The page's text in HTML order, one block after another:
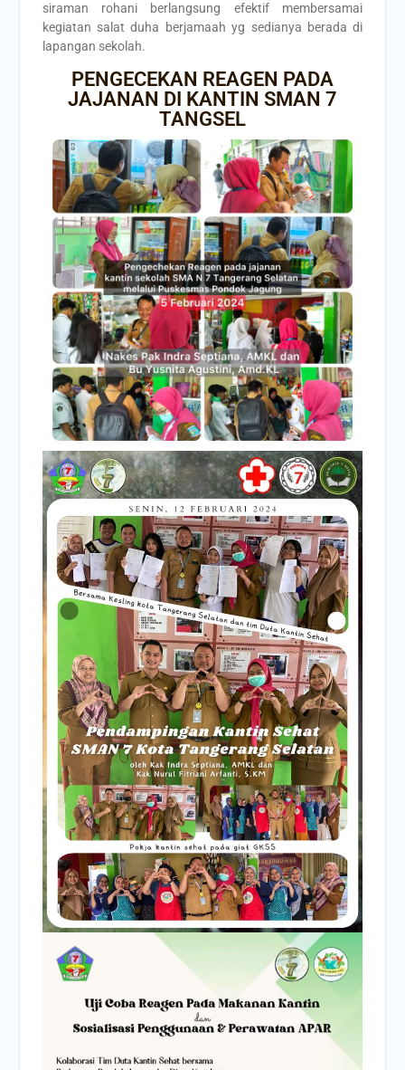
siraman rohani berlangsung efektif membersamai
kegiatan salat duha berjamaah yg sedianya berada di
lapangan sekolah.
PENGECEKAN REAGEN PADA
JAJANAN DI KANTIN SMAN 7
TANGSEL